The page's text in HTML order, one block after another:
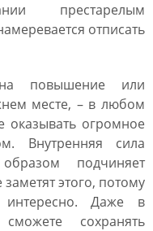
престарелым
отписать
повышение или
месте, – в любом
оказывать огромное
Внутренняя сила
подчиняет
этого, потому
Даже в
сохранять